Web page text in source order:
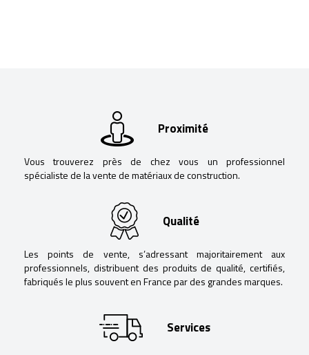
Proximité
Vous trouverez près de chez vous un professionnel
spécialiste de la vente de matériaux de construction.
Qualité
Les points de vente, s’adressant majoritairement aux
professionnels, distribuent des produits de qualité, certifiés,
fabriqués le plus souvent en France par des grandes marques.
Services